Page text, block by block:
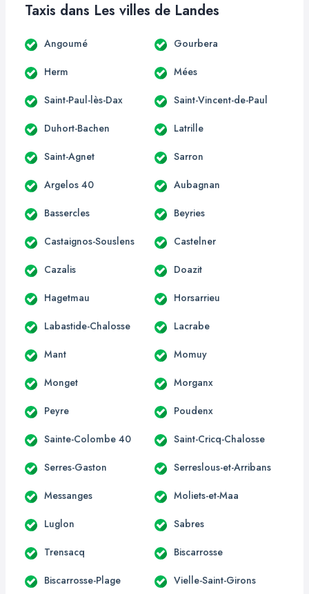
Taxis dans Les villes de Landes
Angoumé Gourbera
Herm Mées
Saint-Paul-lès-Dax Saint-Vincent-de-Paul
Duhort-Bachen Latrille
Saint-Agnet Sarron
Argelos 40 Aubagnan
Bassercles Beyries
Castaignos-Souslens Castelner
Cazalis Doazit
Hagetmau Horsarrieu
Labastide-Chalosse Lacrabe
Mant Momuy
Monget Morganx
Peyre Poudenx
Sainte-Colombe 40 Saint-Cricq-Chalosse
Serres-Gaston Serreslous-et-Arribans
Messanges Moliets-et-Maa
Luglon Sabres
Trensacq Biscarrosse
Biscarrosse-Plage Vielle-Saint-Girons